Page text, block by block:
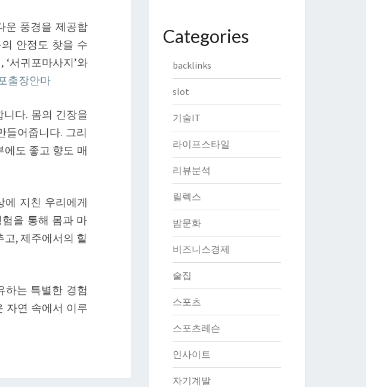
운 풍경을 제공합
안정도 찾을 수
서귀포마사지’와
출장안마
다. 몸의 긴장을
들어줍니다. 그리
도 좋고 향도 매
에 지친 우리에게
을 통해 몸과 마
, 제주에서의 힐
하는 특별한 경험
자연 속에서 이루
Categories
backlinks
slot
기술IT
라이프스타일
리뷰분석
릴렉스
밤문화
비즈니스경제
술집
스포츠
스포츠레슨
인사이트
자기계발